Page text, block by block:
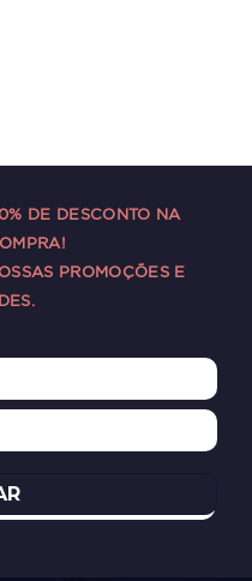
DE DESCONTO NA
PROMOÇÕES E